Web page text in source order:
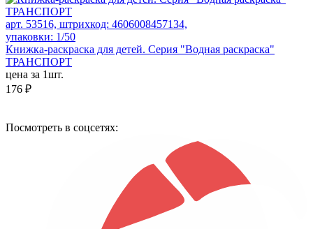
арт. 53516, штрихкод: 4606008457134,
упаковки: 1/50
Книжка-раскраска для детей. Серия "Водная раскраска"
ТРАНСПОРТ
цена за 1шт.
176 ₽
Посмотреть в соцсетях: